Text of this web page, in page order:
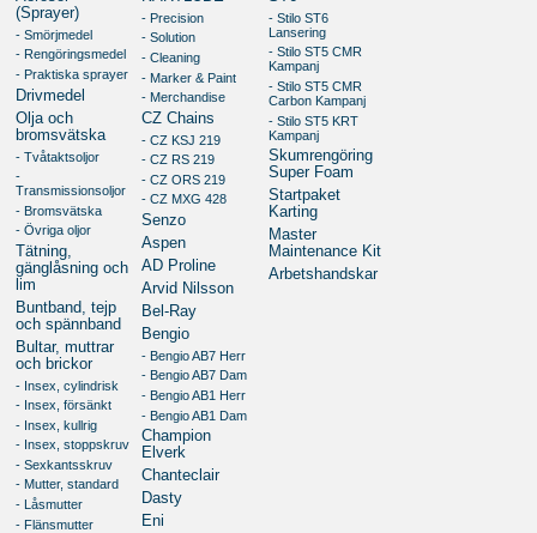
(Sprayer)
- Smörjmedel
- Rengöringsmedel
- Praktiska sprayer
Drivmedel
Olja och
bromsvätska
- Tvåtaktsoljor
-
Transmissionsoljor
- Bromsvätska
- Övriga oljor
Tätning,
gänglåsning och
lim
Buntband, tejp
och spännband
Bultar, muttrar
och brickor
- Insex, cylindrisk
- Insex, försänkt
- Insex, kullrig
- Insex, stoppskruv
- Sexkantsskruv
- Mutter, standard
- Låsmutter
- Flänsmutter
- Precision
- Solution
- Cleaning
- Marker & Paint
- Merchandise
CZ Chains
- CZ KSJ 219
- CZ RS 219
- CZ ORS 219
- CZ MXG 428
Senzo
Aspen
AD Proline
Arvid Nilsson
Bel-Ray
Bengio
- Bengio AB7 Herr
- Bengio AB7 Dam
- Bengio AB1 Herr
- Bengio AB1 Dam
Champion
Elverk
Chanteclair
Dasty
Eni
- Stilo ST6
Lansering
- Stilo ST5 CMR
Kampanj
- Stilo ST5 CMR
Carbon Kampanj
- Stilo ST5 KRT
Kampanj
Skumrengöring
Super Foam
Startpaket
Karting
Master
Maintenance Kit
Arbetshandskar